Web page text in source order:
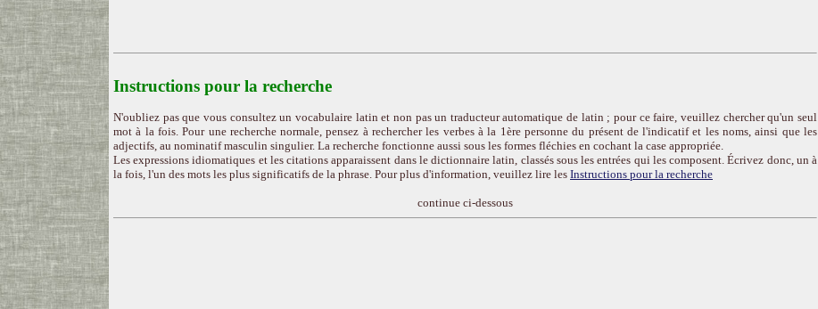
Instructions pour la recherche
N'oubliez pas que vous consultez un vocabulaire latin et non pas un traducteur automatique de latin ; pour ce faire, veuillez chercher qu'un seul
mot à la fois. Pour une recherche normale, pensez à rechercher les verbes à la 1ère personne du présent de l'indicatif et les noms, ainsi que les
adjectifs, au nominatif masculin singulier. La recherche fonctionne aussi sous les formes fléchies en cochant la case appropriée.
Les expressions idiomatiques et les citations apparaissent dans le dictionnaire latin, classés sous les entrées qui les composent. Écrivez donc, un à
la fois, l'un des mots les plus significatifs de la phrase. Pour plus d'information, veuillez lire les Instructions pour la recherche
continue ci-dessous